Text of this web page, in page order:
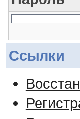
Ссылки